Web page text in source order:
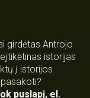
girdėtas Antrojo
istorijas
į istorijos
puslapį, el.